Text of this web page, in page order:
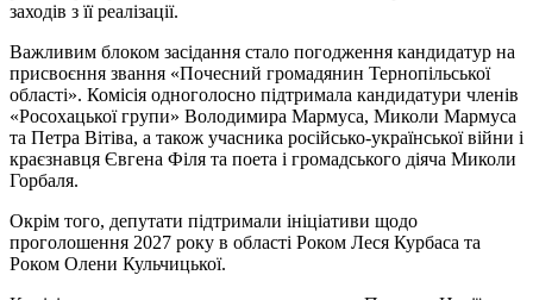
заходів з її реалізації.
Важливим блоком засідання стало погодження кандидатур на
присвоєння звання «Почесний громадянин Тернопільської
області». Комісія одноголосно підтримала кандидатури членів
«Росохацької групи» Володимира Мармуса, Миколи Мармуса
та Петра Вітіва, а також учасника російсько-української війни і
краєзнавця Євгена Філя та поета і громадського діяча Миколи
Горбаля.
Окрім того, депутати підтримали ініціативи щодо
проголошення 2027 року в області Роком Леся Курбаса та
Роком Олени Кульчицької.